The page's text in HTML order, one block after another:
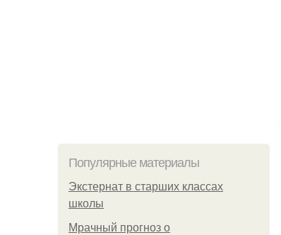
Популярные материалы
Экстернат в старших классах
школы
Мрачный прогноз о